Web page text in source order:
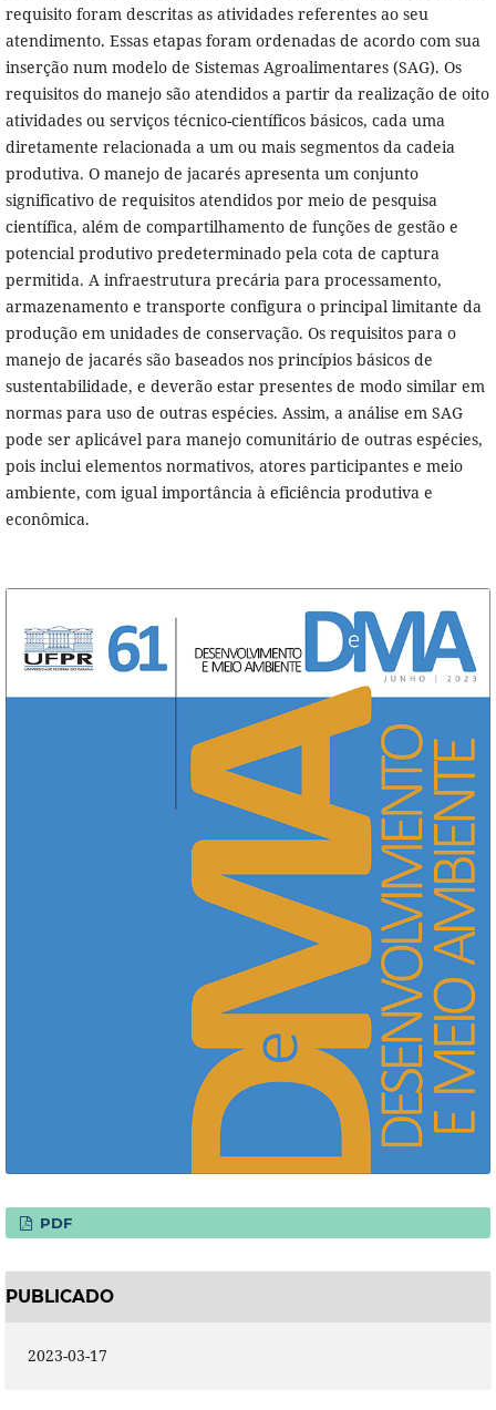
requisito foram descritas as atividades referentes ao seu
atendimento. Essas etapas foram ordenadas de acordo com sua
inserção num modelo de Sistemas Agroalimentares (SAG). Os
requisitos do manejo são atendidos a partir da realização de oito
atividades ou serviços técnico-científicos básicos, cada uma
diretamente relacionada a um ou mais segmentos da cadeia
produtiva. O manejo de jacarés apresenta um conjunto
significativo de requisitos atendidos por meio de pesquisa
científica, além de compartilhamento de funções de gestão e
potencial produtivo predeterminado pela cota de captura
permitida. A infraestrutura precária para processamento,
armazenamento e transporte configura o principal limitante da
produção em unidades de conservação. Os requisitos para o
manejo de jacarés são baseados nos princípios básicos de
sustentabilidade, e deverão estar presentes de modo similar em
normas para uso de outras espécies. Assim, a análise em SAG
pode ser aplicável para manejo comunitário de outras espécies,
pois inclui elementos normativos, atores participantes e meio
ambiente, com igual importância à eficiência produtiva e
econômica.
PDF
PUBLICADO
2023-03-17